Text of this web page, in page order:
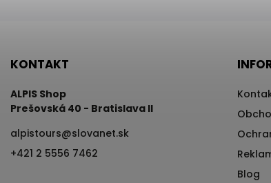
KONTAKT
ALPIS Shop
Prešovská 40 - Bratislava II
alpistours@slovanet.sk
+421 2 5556 7462
Blog